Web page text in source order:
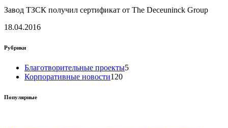
Завод ТЗСК получил сертификат от The Deceuninck Group
18.04.2016
Рубрики
Благотворительные проекты5
Корпоративные новости120
Популярные